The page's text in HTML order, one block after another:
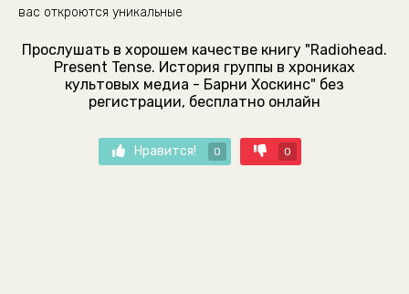
вас откроются уникальные
Прослушать в хорошем качестве книгу "Radiohead.
Present Tense. История группы в хрониках
культовых медиа - Барни Хоскинс" без
регистрации, бесплатно онлайн
Нравится! 0 0